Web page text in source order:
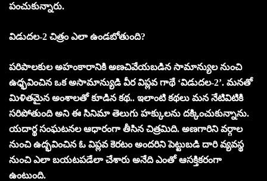
పంచుకున్నారు.
విడుదల-2 చిత్రం ఎలా ఉండబోతుంది?
పరిపాలకుల అహంకారానికి అణచివేయబడిన సామాన్యుల నుంచి
ఉధ్భవించిన ఒక అసామాన్యుడి వీర విప్లవ గాథే ‘విడుదల-2’. మనతో
మిళితమైన అంశాలతో కూడిన కథ.. ఇలాంటి కథలు మన నేటివిటికి
సరిపోతుంది అని ఈ సినిమా తెలుగు హక్కులను దక్కించుకున్నాను.
యదార్థ సంఘటనల ఆధారంగా తీసిన చిత్రమిది. అణగారిని వర్గాల
నుంచి ఉద్భవించిన ఓ విప్లవ కెరటం అందరిని పెట్టుబడి దారి వ్యవస్థ
నుంచి ఎలా బయటపడేలా చేశారు అనేది ఎంతో ఆసక్తికరంగా
ఉంటుంది.